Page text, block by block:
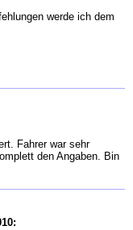
werde ich dem
Fahrer war sehr
den Angaben. Bin